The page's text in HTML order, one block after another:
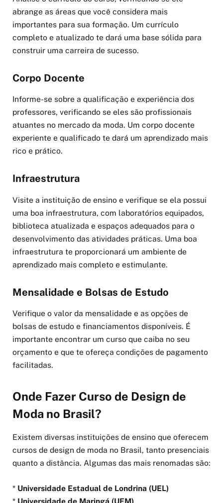
abrange as áreas que você considera mais
importantes para sua formação. Um currículo
completo e atualizado te dará uma base sólida para
construir uma carreira de sucesso.
Corpo Docente
Informe-se sobre a qualificação e experiência dos
professores, verificando se eles são profissionais
atuantes no mercado da moda. Um corpo docente
experiente e qualificado te dará um aprendizado mais
rico e prático.
Infraestrutura
Visite a instituição de ensino e verifique se ela possui
uma boa infraestrutura, com laboratórios equipados,
biblioteca atualizada e espaços adequados para o
desenvolvimento das atividades práticas. Uma boa
infraestrutura te proporcionará um ambiente de
aprendizado mais completo e estimulante.
Mensalidade e Bolsas de Estudo
Verifique o valor da mensalidade e as opções de
bolsas de estudo e financiamentos disponíveis. É
importante encontrar um curso que caiba no seu
orçamento e que te ofereça condições de pagamento
facilitadas.
Onde Fazer Curso de Design de
Moda no Brasil?
Existem diversas instituições de ensino que oferecem
cursos de design de moda no Brasil, tanto presenciais
quanto a distância. Algumas das mais renomadas são:
* Universidade Estadual de Londrina (UEL)
* Universidade de Maringá (UEM)